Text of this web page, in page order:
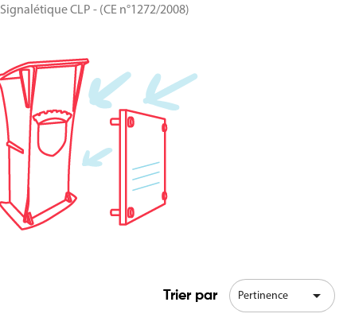
Signalétique CLP - (CE n°1272/2008)
Trier par Pertinence 